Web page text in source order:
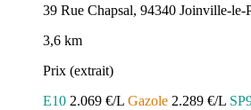
39 Rue Chapsal, 94340 Joinville-le-
3,6 km
Prix (extrait)
E10 2.069 €/L Gazole 2.289 €/L